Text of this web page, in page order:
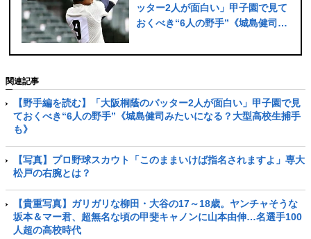
ッター2人が面白い」甲子園で見て
おくべき“6人の野手”《城島健司み
関連記事
【野手編を読む】「大阪桐蔭のバッター2人が面白い」甲子園で見
ておくべき“6人の野手”《城島健司みたいになる？大型高校生捕手
も》
【写真】プロ野球スカウト「このままいけば指名されますよ」専大
松戸の右腕とは？
【貴重写真】ガリガリな柳田・大谷の17～18歳。ヤンチャそうな
坂本＆マー君、超無名な頃の甲斐キャノンに山本由伸…名選手100
人超の高校時代